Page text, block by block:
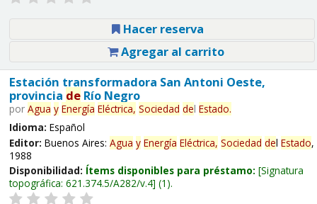
Hacer reserva
Agregar al carrito
Estación transformadora San Antoni Oeste,
provincia deRío Negro
por Agua y Energía Eléctrica, Sociedad del Estado.
Idioma: Español
Editor: Buenos Aires: Agua y Energía Eléctrica, Sociedad del Estado,
1988
Disponibilidad: Ítems disponibles para préstamo: Signatura
topográfica: 621.374.5/A282/v.4 (1).